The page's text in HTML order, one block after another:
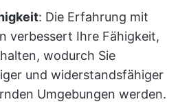
: Die Erfahrung mit
verbessert Ihre Fähigkeit,
wodurch Sie
und widerstandsfähiger
Umgebungen werden.